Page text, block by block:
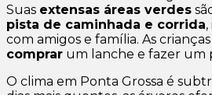
Suas extensas áreas verdes
pista de caminhada e corrida
com amigos e família. As
comprar um lanche e fazer um
O clima em Ponta Grossa é